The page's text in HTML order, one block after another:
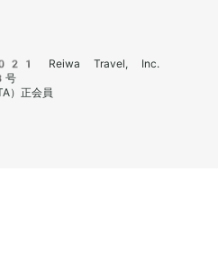
Reiwa Travel, Inc.
号
）正会員